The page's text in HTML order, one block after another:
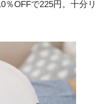
％OFFで225円。十分リ